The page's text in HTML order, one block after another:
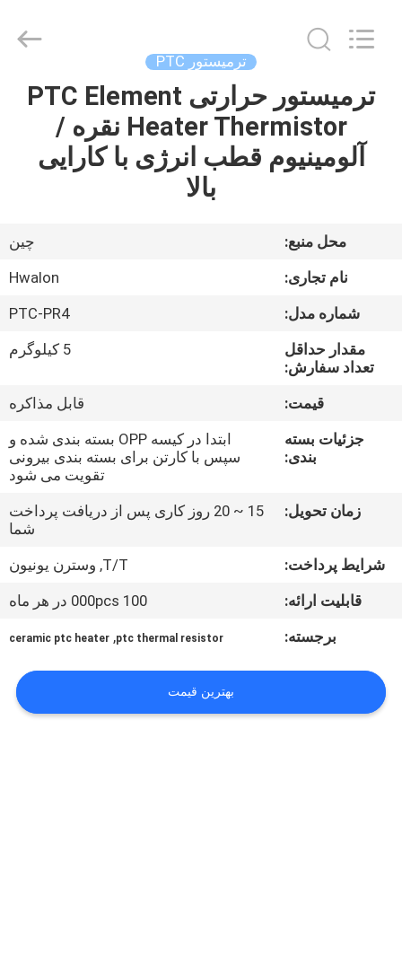
خانه
محصولات
کارخانه
کیفیت
تماس
بگیرید
درخواست
Electronic
Reserved.
ترمیستور PTC
ترمیستور حرارتی PTC Element
Heater Thermistor نقره /
آلومینیوم قطب انرژی با کارایی
بالا
محل منبع:
چین
نام تجاری:
Hwalon
شماره مدل:
PTC-PR4
مقدار حداقل
تعداد سفارش:
5 کیلوگرم
قیمت:
قابل مذاکره
جزئیات بسته
بندی:
ابتدا در کیسه OPP بسته بندی شده و
سپس با کارتن برای بسته بندی بیرونی
تقویت می شود
زمان تحویل:
15 ~ 20 روز کاری پس از دریافت پرداخت
شما
شرایط پرداخت:
T/T, وسترن یونیون
قابلیت ارائه:
100 000pcs در هر ماه
برجسته:
ptc thermal resistor
,
ceramic ptc heater
بهترین قیمت